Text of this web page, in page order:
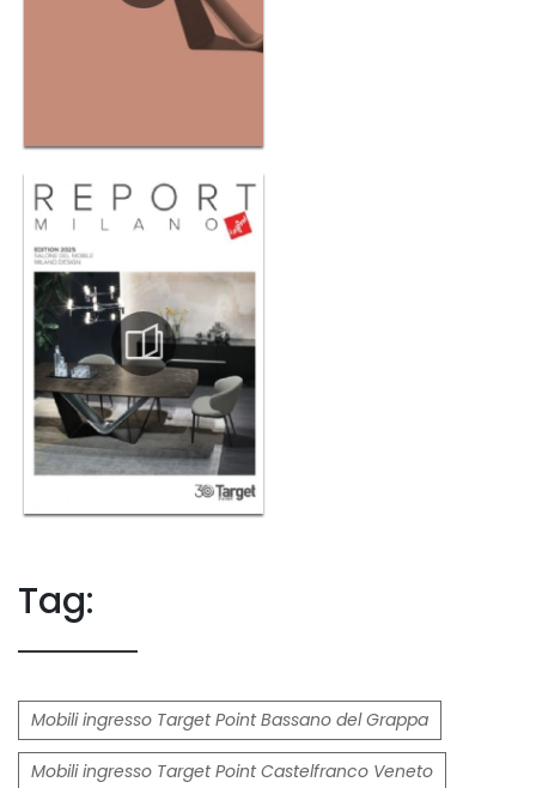
Tag:
Mobili ingresso Target Point Bassano del Grappa
Mobili ingresso Target Point Castelfranco Veneto